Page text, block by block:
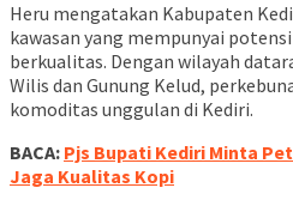
Heru mengatakan Kabupaten
kawasan yang mempunyai
berkualitas. Dengan wilayah
Wilis dan Gunung Kelud,
komoditas unggulan di Kediri.
BACA: Pjs Bupati Kediri Minta
Jaga Kualitas Kopi